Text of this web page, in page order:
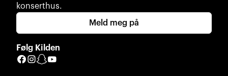
konserthus.
Meld meg på
Følg Kilden
Facebook
Instagram
Snapchat